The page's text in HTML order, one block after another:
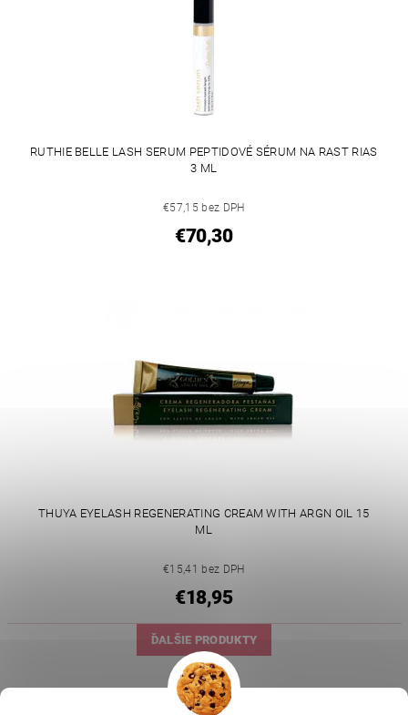
RUTHIE BELLE LASH SERUM PEPTIDOVÉ SÉRUM NA RAST RIAS
3 ML
€57,15 bez DPH
€70,30
THUYA EYELASH REGENERATING CREAM WITH ARGN OIL 15
ML
€15,41 bez DPH
€18,95
ĎALŠIE PRODUKTY
1 2 3